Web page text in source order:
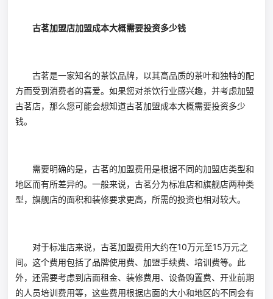
古茗加盟店加盟成本大概需要投资多少钱
古茗是一家知名的茶饮品牌，以其高品质的茶叶和独特的配
方而受到消费者的喜爱。如果您对茶饮行业感兴趣，并考虑加盟
古茗店，那么您可能会想知道古茗加盟成本大概需要投资多少
钱。
需要明确的是，古茗的加盟费用是根据不同的加盟店类型和
地区而有所差异的。一般来说，古茗分为标准店和旗舰店两种类
型，旗舰店的面积和装修要求更高，所需的投资也相对较大。
对于标准店来说，古茗加盟费用大约在10万元至15万元之
间。这个费用包括了品牌使用费、加盟手续费、培训费等。此
外，还需要考虑到店面租金、装修费用、设备购置费、开业前期
的人员培训费用等，这些费用根据店面的大小和地区的不同会有